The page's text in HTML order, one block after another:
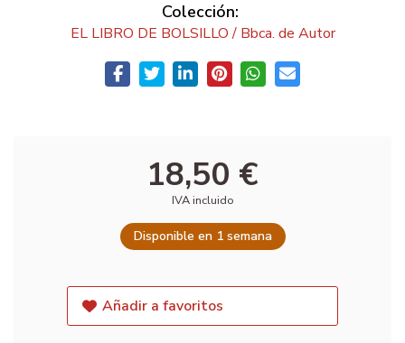
Colección:
EL LIBRO DE BOLSILLO / Bbca. de Autor
18,50 €
IVA incluido
Disponible en 1 semana
Añadir a favoritos